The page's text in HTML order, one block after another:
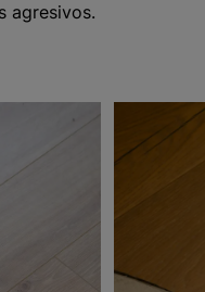
agresivos.